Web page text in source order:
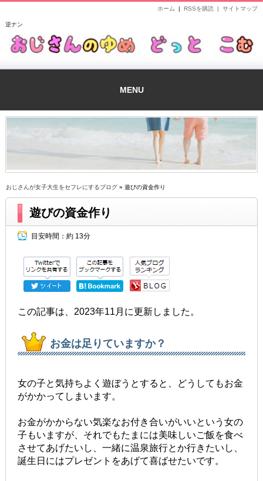
逆ナン
サイトマップ
RSSを購読 |
ホーム |
MENU
おじさんが女子大生をセフレにするブログ » 遊びの資金作り
遊びの資金作り
目安時間： 約 13分
この記事は、2023年11月に更新しました。
お金は足りていますか？
女の子と気持ちよく遊ぼうとすると、どうしてもお金
がかかってしまいます。
お金がかからない気楽なお付き合いがいいという女の
子もいますが、それでもたまには美味しいご飯を食べ
させてあげたいし、一緒に温泉旅行とか行きたいし、
誕生日にはプレゼントをあげて喜ばせたいです。